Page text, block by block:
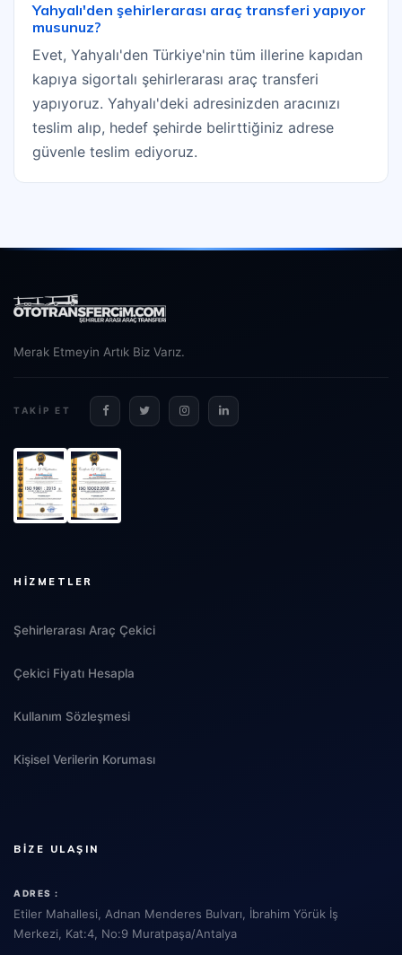
Yahyalı'den şehirlerarası araç transferi yapıyor
musunuz?
Evet, Yahyalı'den Türkiye'nin tüm illerine kapıdan
kapıya sigortalı şehirlerarası araç transferi
yapıyoruz. Yahyalı'deki adresinizden aracınızı
teslim alıp, hedef şehirde belirttiğiniz adrese
güvenle teslim ediyoruz.
Merak Etmeyin Artık Biz Varız.
TAKIP ET
HIZMETLER
Şehirlerarası Araç Çekici
Çekici Fiyatı Hesapla
Kullanım Sözleşmesi
Kişisel Verilerin Koruması
BIZE ULAŞIN
ADRES :
Etiler Mahallesi, Adnan Menderes Bulvarı, İbrahim Yörük İş
Merkezi, Kat:4, No:9 Muratpaşa/Antalya